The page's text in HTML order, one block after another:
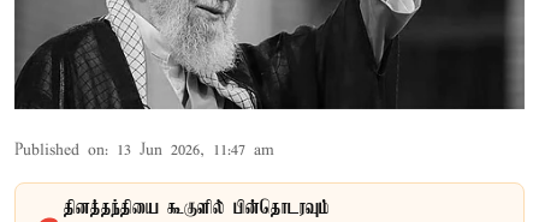
Published on: 13 Jun 2026, 11:47 am
தினத்தந்தியை கூகுளில் பின்தொடரவும்